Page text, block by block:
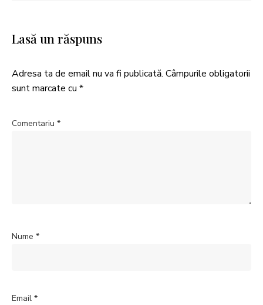
Lasă un răspuns
Adresa ta de email nu va fi publicată. Câmpurile obligatorii
sunt marcate cu *
Comentariu *
Nume *
Email *